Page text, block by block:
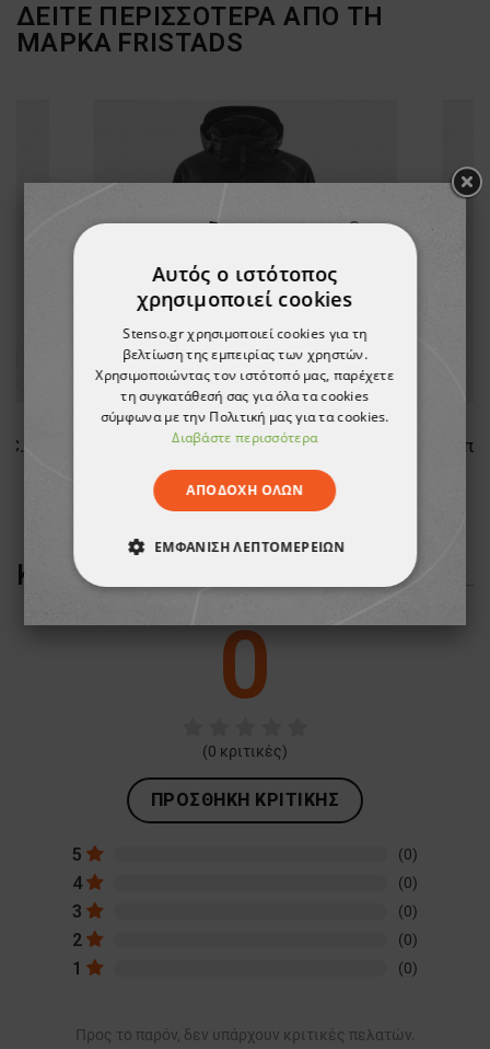
ΔΕΙΤΕ ΠΕΡΙΣΣΟΤΕΡΑ ΑΠΟ ΤΗ
ΜΑΡΚΑ FRISTADS
Γυναικείο μπουφάν FRISTADS COPPER PILE FLEECE WHITE
289,11 €
ΚΡΙΤΙΚΈΣ ΠΕΛΑΤΏΝ
0
(0 κριτικές)
ΠΡΟΣΘΉΚΗ ΚΡΙΤΙΚΉΣ
5 (0)
4 (0)
3 (0)
2 (0)
1 (0)
Προς το παρόν, δεν υπάρχουν κριτικές πελατών.
Αυτός ο ιστότοπος
χρησιμοποιεί cookies
Stenso.gr χρησιμοποιεί cookies για τη
βελτίωση της εμπειρίας των χρηστών.
Χρησιμοποιώντας τον ιστότοπό μας, παρέχετε
τη συγκατάθεσή σας για όλα τα cookies
σύμφωνα με την Πολιτική μας για τα cookies.
Διαβάστε περισσότερα
ΑΠΟΔΟΧΉ ΌΛΩΝ
ΕΜΦΆΝΙΣΗ ΛΕΠΤΟΜΕΡΕΙΏΝ
ΑΠΟΛΎΤΩΣ ΑΠΑΡΑΊΤΗΤΑ
ΑΠΌΔΟΣΗΣ
ΛΕΙΤΟΥΡΓΙΚΌΤΗΤΑΣ
ΜΗ ΤΑΞΙΝΟΜΗΜΈΝΑ